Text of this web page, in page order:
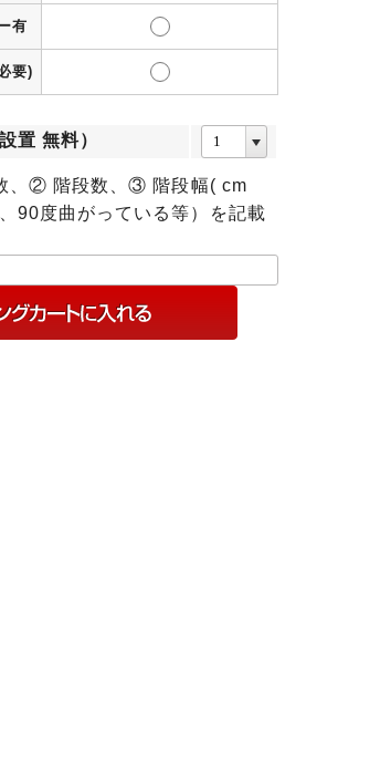
有
要)
置 無料）
、② 階段数、③ 階段幅( cm
90度曲がっている等）を記載